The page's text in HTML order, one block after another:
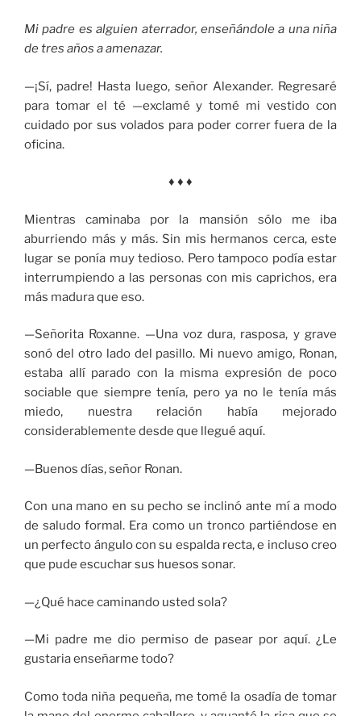
Mi padre es alguien aterrador, enseñándole a una niña
de tres años a amenazar.
—¡Sí, padre! Hasta luego, señor Alexander. Regresaré
para tomar el té —exclamé y tomé mi vestido con
cuidado por sus volados para poder correr fuera de la
oficina.
♦ ♦ ♦
Mientras caminaba por la mansión sólo me iba
aburriendo más y más. Sin mis hermanos cerca, este
lugar se ponía muy tedioso. Pero tampoco podía estar
interrumpiendo a las personas con mis caprichos, era
más madura que eso.
—Señorita Roxanne. —Una voz dura, rasposa, y grave
sonó del otro lado del pasillo. Mi nuevo amigo, Ronan,
estaba allí parado con la misma expresión de poco
sociable que siempre tenía, pero ya no le tenía más
miedo, nuestra relación había mejorado
considerablemente desde que llegué aquí.
—Buenos días, señor Ronan.
Con una mano en su pecho se inclinó ante mí a modo
de saludo formal. Era como un tronco partiéndose en
un perfecto ángulo con su espalda recta, e incluso creo
que pude escuchar sus huesos sonar.
—¿Qué hace caminando usted sola?
—Mi padre me dio permiso de pasear por aquí. ¿Le
gustaria enseñarme todo?
Como toda niña pequeña, me tomé la osadía de tomar